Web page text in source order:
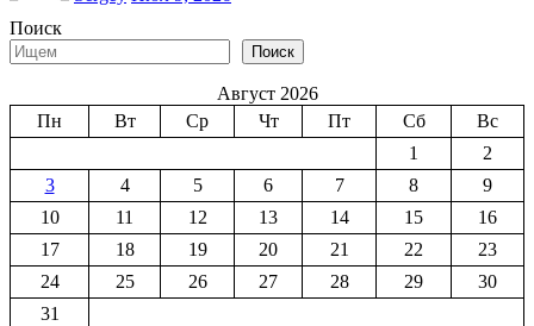
Поиск
Поиск
Август 2026
Пн
Вт Ср Чт Пт Сб
Вс
1
2
3
4 5 6 7 8
9
10
11 12 13 14 15
16
17
18 19 20 21 22
23
24
25 26 27 28 29
30
31